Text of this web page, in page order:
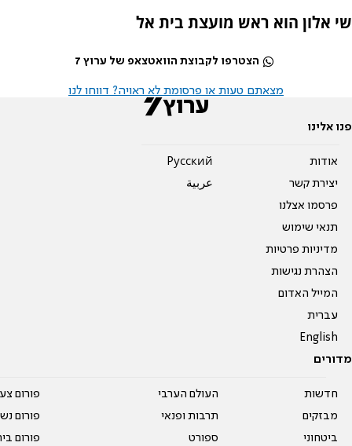
שי אלון הוא ראש מועצת בית אל
הצטרפו לקבוצת הוואטצאפ של ערוץ 7
מצאתם טעות או פרסומת לא ראויה? דווחו לנו
פנו אלינו
אודות
יצירת קשר
פרסמו אצלנו
תנאי שימוש
מדיניות פרטיות
הצהרת נגישות
המייל האדום
עברית
English
Pусский
عربية
מדורים
חדשות
מבזקים
ביטחוני
העולם הערבי
תרבות ופנאי
ספורט
פורום
פורום
פורום